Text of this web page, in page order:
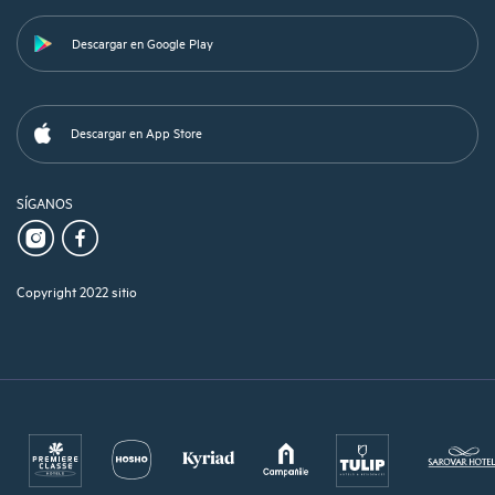
Descargar en Google Play
Descargar en App Store
SÍGANOS
Copyright 2022 sitio